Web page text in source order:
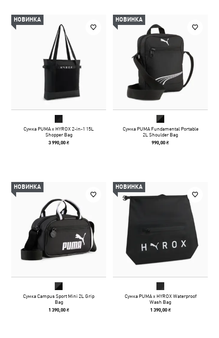
НОВИНКА
Сумка PUMA x HYROX 2-in-1 15L
Shopper Bag
3 990,00 ₴
НОВИНКА
Сумка PUMA Fundamental Portable
2L Shoulder Bag
990,00 ₴
НОВИНКА
Сумка Campus Sport Mini 2L Grip
Bag
1 390,00 ₴
НОВИНКА
Сумка PUMA x HYROX Waterproof
Wash Bag
1 390,00 ₴